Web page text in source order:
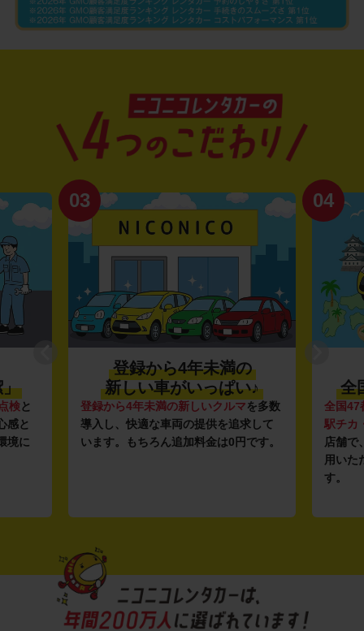
」
検と
感と
境に
03
登録から4年未満の
新しい車がいっぱい♪
登録から4年未満の新しいクルマを多数
導入し、快適な車両の提供を追求して
います。もちろん追加料金は0円です。
04
全
全国47
駅チカ
店舗で
用いた
す。